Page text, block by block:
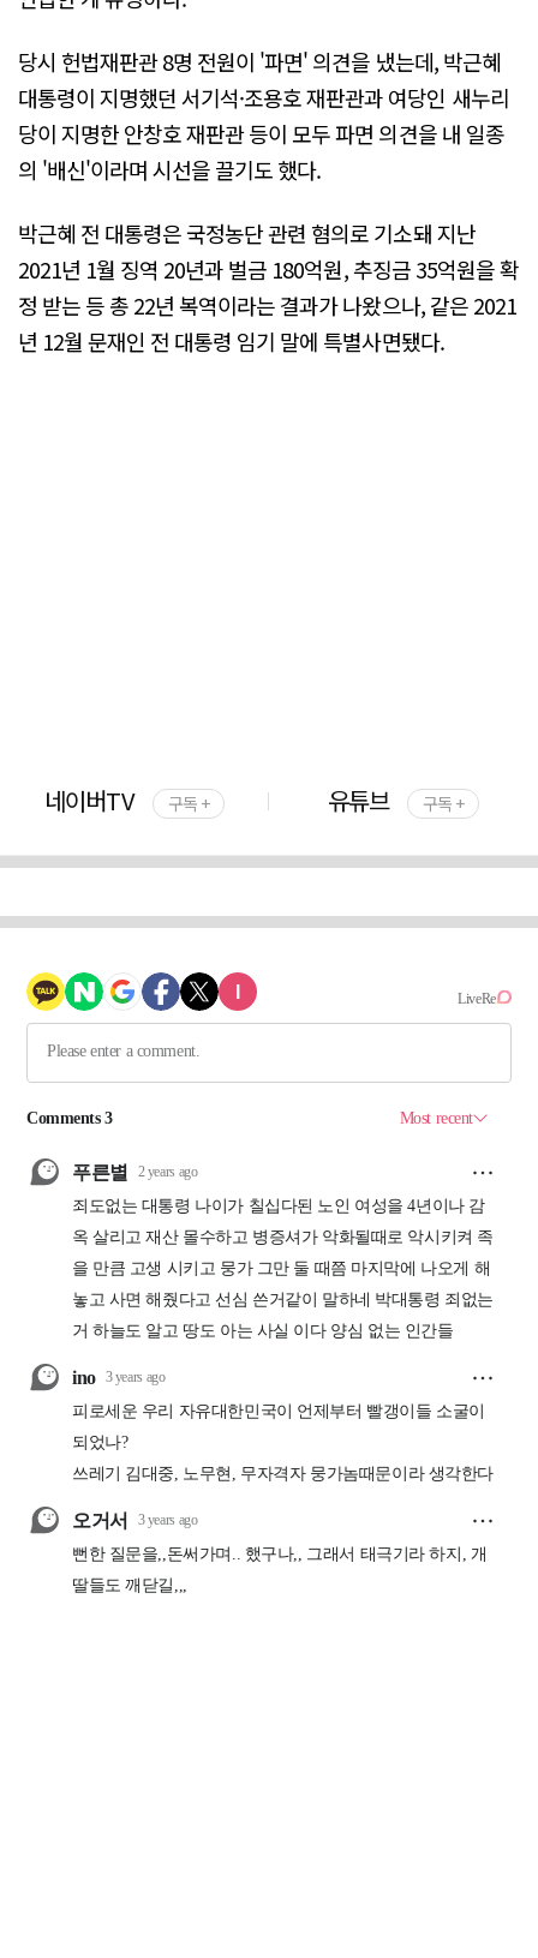
당시 헌법재판관 8명 전원이 '파면' 의견을 냈는데, 박근혜
대통령이 지명했던 서기석·조용호 재판관과 여당인 새누리
당이 지명한 안창호 재판관 등이 모두 파면 의견을 내 일종
의 '배신'이라며 시선을 끌기도 했다.
박근혜 전 대통령은 국정농단 관련 혐의로 기소돼 지난
2021년 1월 징역 20년과 벌금 180억원, 추징금 35억원을 확
정 받는 등 총 22년 복역이라는 결과가 나왔으나, 같은 2021
년 12월 문재인 전 대통령 임기 말에 특별사면됐다.
네이버TV 구독 + 유튜브 구독 +